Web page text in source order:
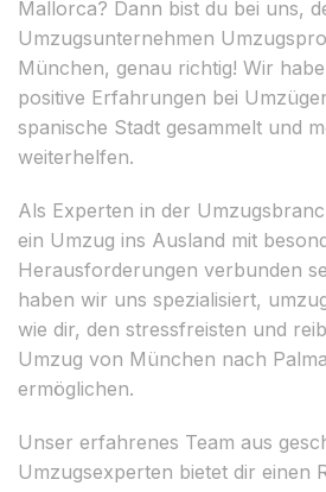
Mallorca? Dann bist du bei uns,
Umzugsunternehmen
München, genau richtig! Wir
positive Erfahrungen bei
spanische Stadt gesammelt und
weiterhelfen.
Als Experten in der
ein Umzug ins Ausland mit
Herausforderungen verbunden
haben wir uns spezialisiert,
wie dir, den stressfreisten und
Umzug von München nach
ermöglichen.
Unser erfahrenes Team aus
Umzugsexperten bietet dir einen